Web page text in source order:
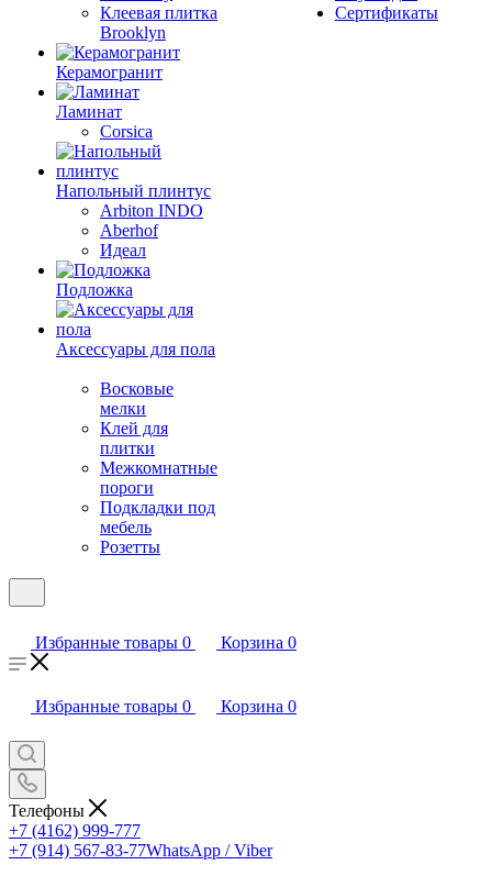
Клеевая плитка
Brooklyn
Керамогранит
Ламинат
Corsica
Напольный плинтус
Arbiton INDO
Aberhof
Идеал
Подложка
Аксессуары для пола
Восковые
мелки
Клей для
плитки
Межкомнатные
пороги
Подкладки под
мебель
Розетты
Сертификаты
Избранные товары 0 Корзина 0
Избранные товары 0 Корзина 0
Телефоны
+7 (4162) 999-777
+7 (914) 567-83-77WhatsApp / Viber